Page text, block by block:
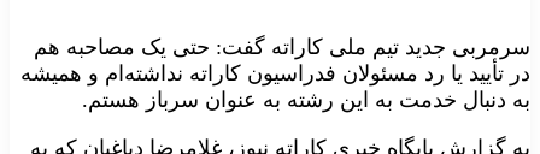
سرمربی جدید تیم ملی کاراته گفت: حتی یک مصاحبه هم
در تأیید یا رد مسئولان فدراسیون کاراته نداشته‌ام و همیشه
به دنبال خدمت به این رشته به عنوان سرباز هستم.
به گزارش پایگاه خبری کاراته نیوز، غلامرضا دباغیان که به